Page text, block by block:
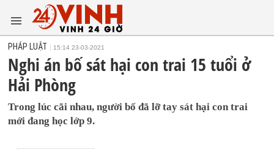
PHÁP LUẬT 15:14 23-03-2021
Nghi án bố sát hại con trai 15 tuổi ở
Hải Phòng
Trong lúc cãi nhau, người bố đã lỡ tay sát hại con trai
mới đang học lớp 9.